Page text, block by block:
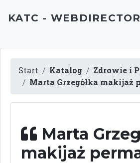
KATC -
Start Katalog
Zdrowie i
Marta Grzegółka makijaż
Marta
makijaż